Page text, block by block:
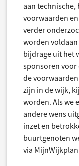
aan
voorwaarden
verder
worden
bijdrage uit het
sponsoren voor
de
zijn in de wijk,
worden. Als we
andere wens
inzet en
buurtgenoten
via